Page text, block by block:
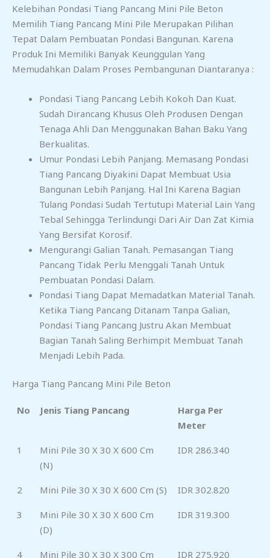
Kelebihan Pondasi Tiang Pancang Mini Pile Beton
Memilih Tiang Pancang Mini Pile Merupakan Pilihan
Tepat Dalam Pembuatan Pondasi Bangunan. Karena
Produk Ini Memiliki Banyak Keunggulan Yang
Memudahkan Dalam Proses Pembangunan Diantaranya :
Pondasi Tiang Pancang Lebih Kokoh Dan Kuat.
Sudah Dirancang Khusus Oleh Produsen Dengan
Tenaga Ahli Dan Menggunakan Bahan Baku Yang
Berkualitas.
Umur Pondasi Lebih Panjang. Memasang Pondasi
Tiang Pancang Diyakini Dapat Membuat Usia
Bangunan Lebih Panjang. Hal Ini Karena Bagian
Tulang Pondasi Sudah Tertutupi Material Lain Yang
Tebal Sehingga Terlindungi Dari Air Dan Zat Kimia
Yang Bersifat Korosif.
Mengurangi Galian Tanah. Pemasangan Tiang
Pancang Tidak Perlu Menggali Tanah Untuk
Pembuatan Pondasi Dalam.
Pondasi Tiang Dapat Memadatkan Material Tanah.
Ketika Tiang Pancang Ditanam Tanpa Galian,
Pondasi Tiang Pancang Justru Akan Membuat
Bagian Tanah Saling Berhimpit Membuat Tanah
Menjadi Lebih Pada.
Harga Tiang Pancang Mini Pile Beton
No Jenis Tiang Pancang
Harga Per
Meter
1
Mini Pile 30 X 30 X 600 Cm
(N)
IDR 286.340
2 Mini Pile 30 X 30 X 600 Cm (S) IDR 302.820
3
Mini Pile 30 X 30 X 600 Cm
(D)
IDR 319.300
4 Mini Pile 30 X 30 X 300 Cm IDR 275.920